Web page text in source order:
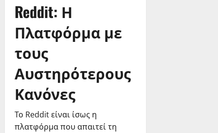
Reddit: Η
Πλατφόρμα με
τους
Αυστηρότερους
Κανόνες
Το Reddit είναι ίσως η
πλατφόρμα που απαιτεί τη